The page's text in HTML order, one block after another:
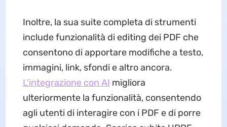
Inoltre, la sua suite completa di strumenti
include funzionalità di editing dei PDF che
consentono di apportare modifiche a testo,
immagini, link, sfondi e altro ancora.
L'integrazione con AI migliora
ulteriormente la funzionalità, consentendo
agli utenti di interagire con i PDF e di porre